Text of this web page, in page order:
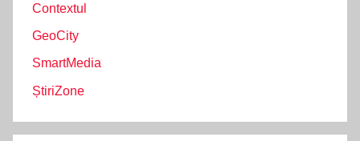
Contextul
GeoCity
SmartMedia
ȘtiriZone